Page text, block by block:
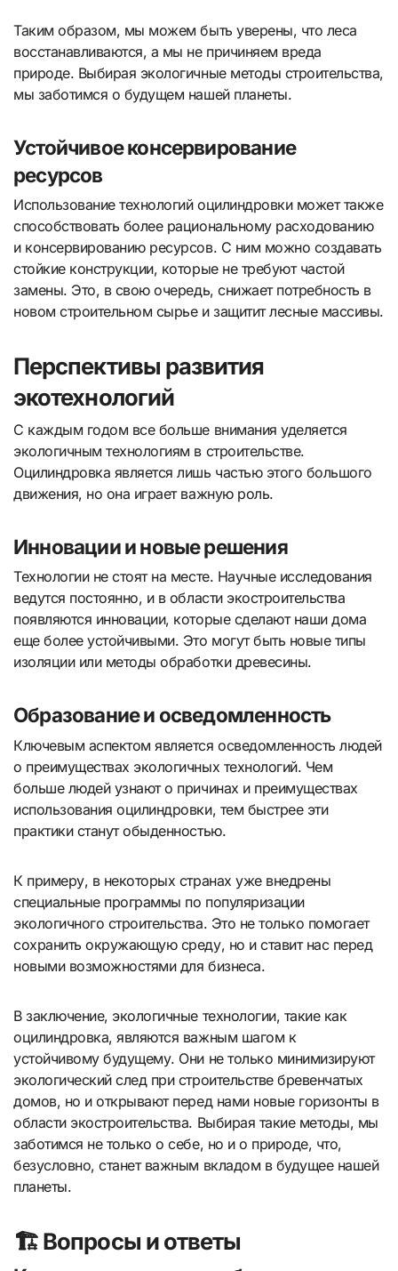
Таким образом, мы можем быть уверены, что леса
восстанавливаются, а мы не причиняем вреда
природе. Выбирая экологичные методы строительства,
мы заботимся о будущем нашей планеты.
Устойчивое консервирование
ресурсов
Использование технологий оцилиндровки может также
способствовать более рациональному расходованию
и консервированию ресурсов. С ним можно создавать
стойкие конструкции, которые не требуют частой
замены. Это, в свою очередь, снижает потребность в
новом строительном сырье и защитит лесные массивы.
Перспективы развития
экотехнологий
С каждым годом все больше внимания уделяется
экологичным технологиям в строительстве.
Оцилиндровка является лишь частью этого большого
движения, но она играет важную роль.
Инновации и новые решения
Технологии не стоят на месте. Научные исследования
ведутся постоянно, и в области экостроительства
появляются инновации, которые сделают наши дома
еще более устойчивыми. Это могут быть новые типы
изоляции или методы обработки древесины.
Образование и осведомленность
Ключевым аспектом является осведомленность людей
о преимуществах экологичных технологий. Чем
больше людей узнают о причинах и преимуществах
использования оцилиндровки, тем быстрее эти
практики станут обыденностью.
К примеру, в некоторых странах уже внедрены
специальные программы по популяризации
экологичного строительства. Это не только помогает
сохранить окружающую среду, но и ставит нас перед
новыми возможностями для бизнеса.
В заключение, экологичные технологии, такие как
оцилиндровка, являются важным шагом к
устойчивому будущему. Они не только минимизируют
экологический след при строительстве бревенчатых
домов, но и открывают перед нами новые горизонты в
области экостроительства. Выбирая такие методы, мы
заботимся не только о себе, но и о природе, что,
безусловно, станет важным вкладом в будущее нашей
планеты.
🏗️ Вопросы и ответы